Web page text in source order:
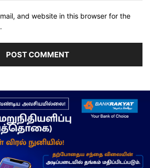
and website in this browser for the